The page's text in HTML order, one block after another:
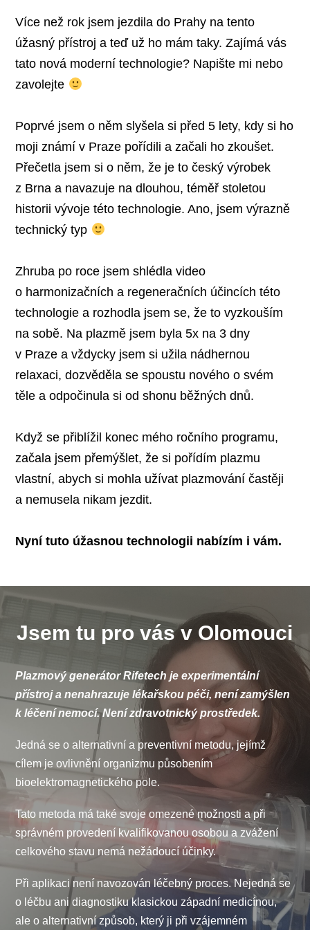
nahromaděné v těle a způsobují zdravotní
diskomfort.
Umí podpořit obranyschopnost organismu
a zmírnit negativní dopady zásahů do imunitního
již chronické projevy a uvádí osoby do psychické
pohody.
Má působení plasmy negativní účinky?
V některých případech se může projevit zvýšená
14 dní po aplikaci pitný režim a více odpočívat.
Plazmový generátor Rifetech je experimentální
přístroj a nenahrazuje lékařskou péči.
Není zamýšlen k léčení nemocí, není zdravotnický
prostředek ale podpora.
Plasma může působit s laskavým přístupem jako
důležitý stavební kámen pro harmonizaci těla.
Jak zjistím, že je patogen pryč?
Po 4 týdnech se provádí kontrolní měření
BioFeedbacku. Sken je neinvazivní a trvá 15 - 30
Zpravidla jedno sezení nemusí být vždy
dostačující a je potřeba působení frekvencí
opakovat.
Opakovat plasmování je nejlépe 3 x v intervalu
max. 5 dní.
Průměrná délka jednoho sezení je 2,5 až 3,5
hodiny.
Více než rok jsem jezdila do Prahy na tento
úžasný přístroj a teď už ho mám taky. Zajímá vás
tato nová moderní technologie? Napište mi nebo
zavolejte
Poprvé jsem o něm slyšela si před 5 lety, kdy si ho
moji známí v Praze pořídili a začali ho zkoušet.
Přečetla jsem si o něm, že je to český výrobek
z Brna a navazuje na dlouhou, téměř stoletou
historii vývoje této technologie. Ano, jsem výrazně
technický typ
Zhruba po roce jsem shlédla video
o harmonizačních a regeneračních účincích této
technologie a rozhodla jsem se, že to vyzkouším
na sobě. Na plazmě jsem byla 5x na 3 dny
v Praze a vždycky jsem si užila nádhernou
relaxaci, dozvěděla se spoustu nového o svém
těle a odpočinula si od shonu běžných dnů.
Když se přiblížil konec mého ročního programu,
začala jsem přemýšlet, že si pořídím plazmu
vlastní, abych si mohla užívat plazmování častěji
a nemusela nikam jezdit.
Nyní tuto úžasnou technologii nabízím i vám.
Jsem tu pro vás v Olomouci
​Plazmový generátor Rifetech je experimentální
přístroj a nenahrazuje lékařskou péči, není zamýšlen
k léčení nemocí. Není zdravotnický prostředek.
Jedná se o alternativní a preventivní metodu, jejímž
cílem je ovlivnění organizmu působením
bioelektromagnetického pole.
Tato metoda má také svoje omezené možnosti a při
správném provedení kvalifikovanou osobou a zvážení
celkového stavu nemá nežádoucí účinky.
Při aplikaci není navozován léčebný proces. Nejedná se
o léčbu ani diagnostiku klasickou západní medicínou,
ale o alternativní způsob, který ji při vzájemném